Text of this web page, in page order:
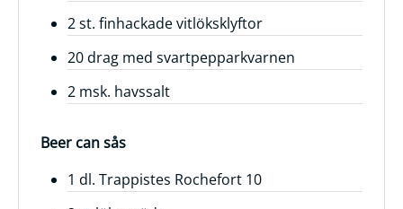
2 st. finhackade vitlöksklyftor
20 drag med svartpepparkvarnen
2 msk. havssalt
Beer can sås
1 dl. Trappistes Rochefort 10